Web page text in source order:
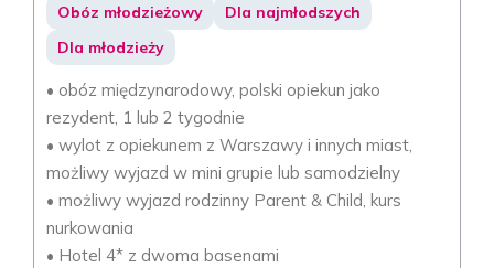
Obóz młodzieżowy
Dla najmłodszych
Dla młodzieży
• obóz międzynarodowy, polski opiekun jako
rezydent, 1 lub 2 tygodnie
• wylot z opiekunem z Warszawy i innych miast,
możliwy wyjazd w mini grupie lub samodzielny
• możliwy wyjazd rodzinny Parent & Child, kurs
nurkowania
• Hotel 4* z dwoma basenami